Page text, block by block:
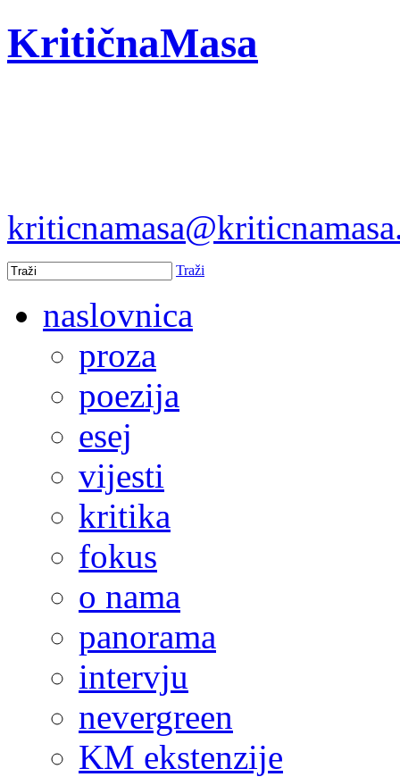
KritičnaMasa
Traži
naslovnica
proza
poezija
esej
vijesti
kritika
fokus
o nama
panorama
intervju
nevergreen
KM ekstenzije